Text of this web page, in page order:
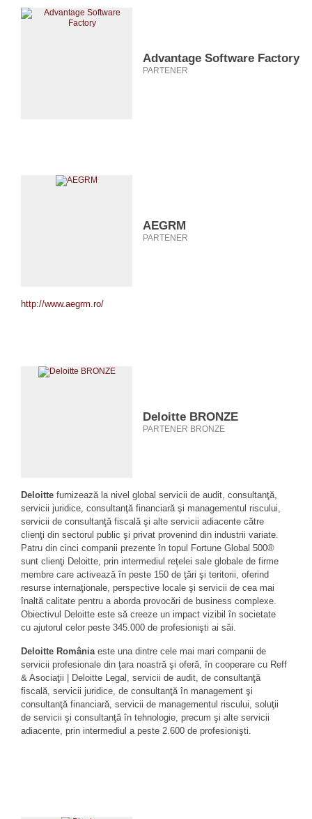
Advantage Software Factory
PARTENER
AEGRM
PARTENER
http://www.aegrm.ro/
Deloitte BRONZE
PARTENER BRONZE
Deloitte furnizează la nivel global servicii de audit, consultanţă,
servicii juridice, consultanţă financiară şi managementul riscului,
servicii de consultanţă fiscală şi alte servicii adiacente către
clienţi din sectorul public şi privat provenind din industrii variate.
Patru din cinci companii prezente în topul Fortune Global 500®
sunt clienţi Deloitte, prin intermediul reţelei sale globale de firme
membre care activează în peste 150 de ţări şi teritorii, oferind
resurse internaţionale, perspective locale şi servicii de cea mai
înaltă calitate pentru a aborda provocări de business complexe.
Obiectivul Deloitte este să creeze un impact vizibil în societate
cu ajutorul celor peste 345.000 de profesionişti ai săi.
Deloitte Româniaeste una dintre cele mai mari companii de
servicii profesionale din ţara noastră şi oferă, în cooperare cu Reff
& Asociaţii | Deloitte Legal, servicii de audit, de consultanţă
fiscală, servicii juridice, de consultanţă în management şi
consultanţă financiară, servicii de managementul riscului, soluţii
de servicii şi consultanţă în tehnologie, precum şi alte servicii
adiacente, prin intermediul a peste 2.600 de profesionişti.